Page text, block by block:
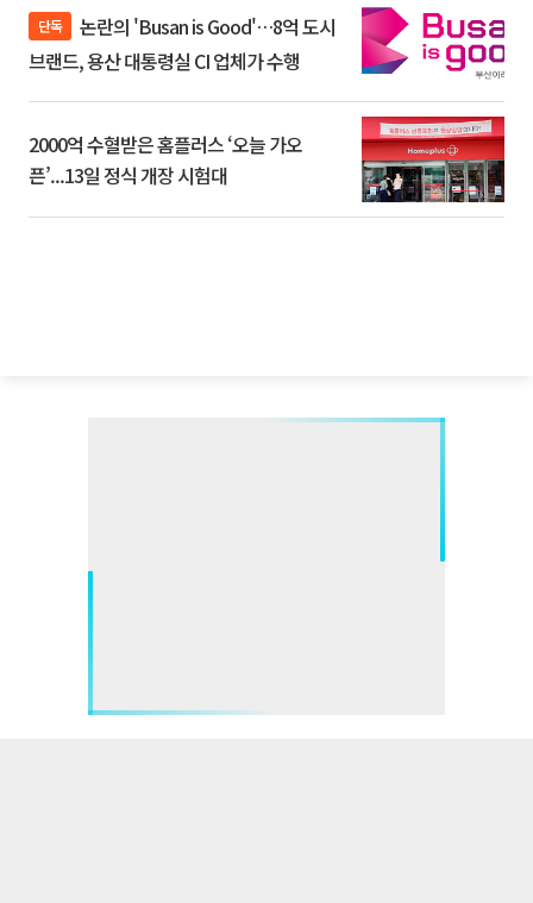
단독
브랜드, 용산 대통령실 CI 업체가 수행
2000억 수혈받은 홈플러스 ‘오늘 가오
픈’...13일 정식 개장 시험대